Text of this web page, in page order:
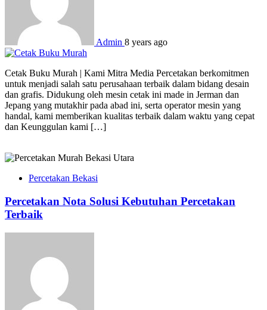
Admin 8 years ago
Cetak Buku Murah | Kami Mitra Media Percetakan berkomitmen
untuk menjadi salah satu perusahaan terbaik dalam bidang desain
dan grafis. Didukung oleh mesin cetak ini made in Jerman dan
Jepang yang mutakhir pada abad ini, serta operator mesin yang
handal, kami memberikan kualitas terbaik dalam waktu yang cepat
dan Keunggulan kami […]
Percetakan Bekasi
Percetakan Nota Solusi Kebutuhan Percetakan
Terbaik